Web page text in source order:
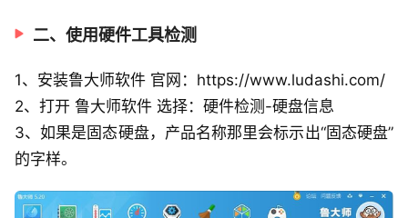
二、使用硬件工具检测
1、安装鲁大师软件 官网：https://www.ludashi.com/
2、打开 鲁大师软件 选择：硬件检测-硬盘信息
3、如果是固态硬盘，产品名称那里会标示出“固态硬盘”
的字样。